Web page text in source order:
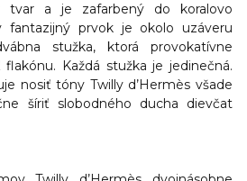
tvar a je zafarbený do koralovo
fantazijný prvok je okolo uzáveru
stužka, ktorá provokatívne
Každá stužka je jedinečná.
nosiť tóny Twilly d’Hermès všade
šíriť slobodného ducha dievčat